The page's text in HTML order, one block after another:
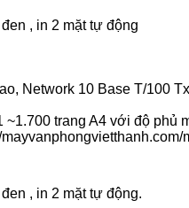
, in 2 mặt tự động
Network 10 Base T/100
trang A4 với độ phủ
, in 2 mặt tự động.